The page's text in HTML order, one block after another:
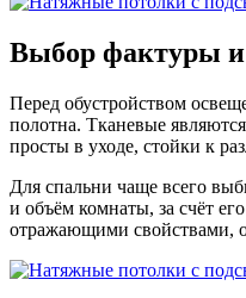
Выбор фактуры
Перед обустройством
полотна. Тканевые
просты в уходе, стойки к
Для спальни чаще всего
и объём комнаты, за счёт
отражающими свойствами,